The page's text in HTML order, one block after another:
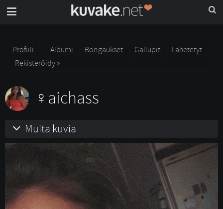
Profiili Albumi Bongaukset Gallupit
Lähetetyt
Rekisteröidy »
aichass
Muita kuvia